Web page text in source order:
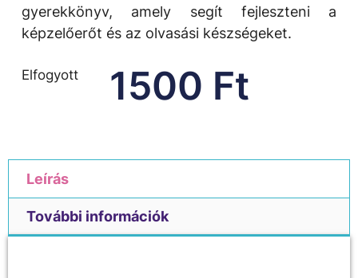
gyerekkönyv, amely segít fejleszteni a
képzelőerőt és az olvasási készségeket.
1500 Ft
Elfogyott
Leírás
További információk